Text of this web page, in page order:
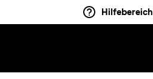
Hilfebereich